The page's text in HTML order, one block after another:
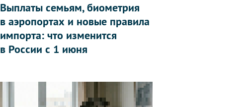
Выплаты семьям, биометрия
в аэропортах и новые правила
импорта: что изменится
в России с 1 июня